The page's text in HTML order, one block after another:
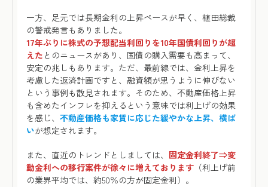
一方、足元では長期金利の上昇ペースが早く、植田総裁
の警戒発言もありました。
17年ぶりに株式の予想配当利回りを10年国債利回りが超
えた とのニュースがあり、国債の購入需要も高まって、
安定の兆しもあります。ただ、最前線では、金利上昇を
考慮した返済計画ですと、融資額が思うように伸びない
という事例も散見されます。そのため、不動産価格上昇
も含めたインフレを抑えるという意味では利上げの効果
を感じ、 不動産価格も家賃に応じた緩やかな上昇、横ば
いが想定されます。
また、直近のトレンドとしましては、 固定金利終了⇒変
動金利への移行案件が徐々に増えております （利上げ前
の業界平均では、約50％の方が固定金利）。